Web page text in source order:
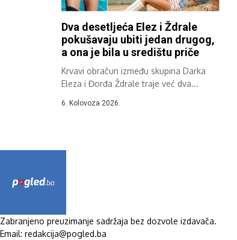
Dva desetljeća Elez i Ždrale
pokušavaju ubiti jedan drugog,
a ona je bila u središtu priče
Krvavi obračun između skupina Darka
Eleza i Đorđa Ždrale traje već dva...
6. Kolovoza 2026.
Zabranjeno preuzimanje sadržaja bez dozvole izdavača.
Email: redakcija@pogled.ba